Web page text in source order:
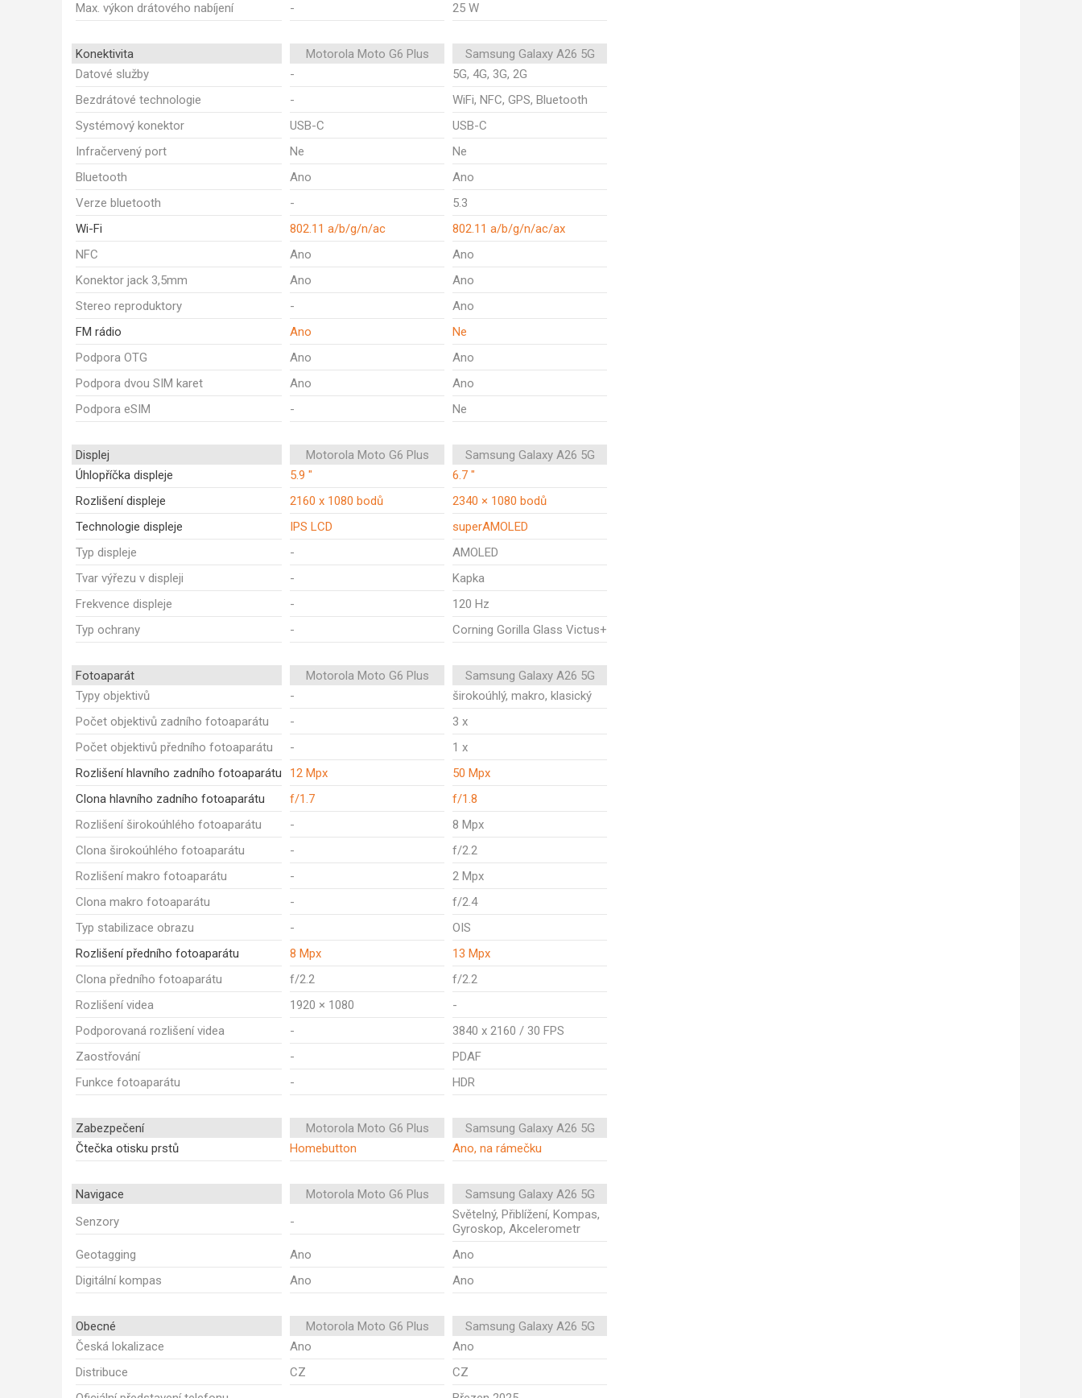
Max. výkon drátového nabíjení
- 25 W
Konektivita Motorola Moto G6 Plus
Samsung Galaxy A26 5G
Datové služby
-
5G, 4G, 3G, 2G
Bezdrátové technologie
-
WiFi, NFC, GPS, Bluetooth
Systémový konektor
USB-C
USB-C
Infračervený port
Ne
Ne
Bluetooth
Ano
Ano
Verze bluetooth
-
5.3
Wi-Fi
802.11 a/b/g/n/ac
802.11 a/b/g/n/ac/ax
NFC
Ano
Ano
Konektor jack 3,5mm
Ano
Ano
Stereo reproduktory
-
Ano
FM rádio
Ano
Ne
Podpora OTG
Ano
Ano
Podpora dvou SIM karet
Ano
Ano
Podpora eSIM
- Ne
Displej Motorola Moto G6 Plus
Samsung Galaxy A26 5G
Úhlopříčka displeje
5.9 "
6.7 "
Rozlišení displeje
2160 x 1080 bodů
2340 × 1080 bodů
Technologie displeje
IPS LCD
superAMOLED
Typ displeje
-
AMOLED
Tvar výřezu v displeji
-
Kapka
Frekvence displeje
-
120 Hz
Typ ochrany
- Corning Gorilla Glass Victus+
Fotoaparát Motorola Moto G6 Plus
Samsung Galaxy A26 5G
Typy objektivů
-
širokoúhlý, makro, klasický
Počet objektivů zadního fotoaparátu
-
3 x
Počet objektivů předního fotoaparátu
-
1 x
Rozlišení hlavního zadního fotoaparátu
12 Mpx
50 Mpx
Clona hlavního zadního fotoaparátu
f/1.7
f/1.8
Rozlišení širokoúhlého fotoaparátu
-
8 Mpx
Clona širokoúhlého fotoaparátu
-
f/2.2
Rozlišení makro fotoaparátu
-
2 Mpx
Clona makro fotoaparátu
-
f/2.4
Typ stabilizace obrazu
-
OIS
Rozlišení předního fotoaparátu
8 Mpx
13 Mpx
Clona předního fotoaparátu
f/2.2
f/2.2
Rozlišení videa
1920 × 1080
-
Podporovaná rozlišení videa
-
3840 x 2160 / 30 FPS
Zaostřování
-
PDAF
Funkce fotoaparátu
- HDR
Zabezpečení Motorola Moto G6 Plus
Samsung Galaxy A26 5G
Čtečka otisku prstů
Homebutton Ano, na rámečku
Navigace Motorola Moto G6 Plus
Samsung Galaxy A26 5G
Senzory
-
Světelný, Přiblížení, Kompas,
Gyroskop, Akcelerometr
Geotagging
Ano
Ano
Digitální kompas
Ano Ano
Obecné Motorola Moto G6 Plus
Samsung Galaxy A26 5G
Česká lokalizace
Ano
Ano
Distribuce
CZ
CZ